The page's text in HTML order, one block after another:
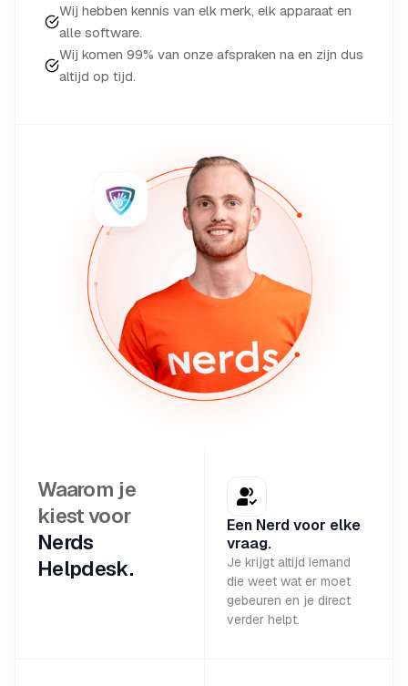
Wij hebben kennis van elk merk, elk apparaat en
alle software.
Wij komen 99% van onze afspraken na en zijn dus
altijd op tijd.
Waarom je
kiest voor
Nerds
Helpdesk.
Een Nerd voor elke
vraag.
Je krijgt altijd iemand
die weet wat er moet
gebeuren en je direct
verder helpt.